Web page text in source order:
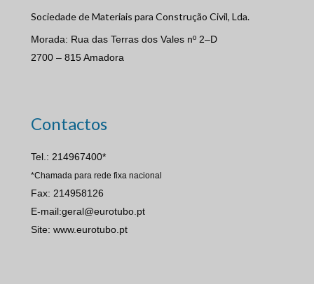
Sociedade de Materiais para Construção Civil, Lda.
Morada: Rua das Terras dos Vales nº 2–D
2700 – 815 Amadora
Contactos
Tel.: 214967400*
*Chamada para rede fixa nacional
Fax: 214958126
E-mail:geral@eurotubo.pt
Site: www.eurotubo.pt